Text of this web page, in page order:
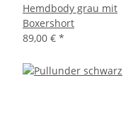
Hemdbody grau mit
Boxershort
89,00 € *